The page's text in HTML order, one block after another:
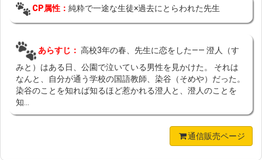
CP属性： 純粋で一途な生徒×過去にとらわれた先生
あらすじ： 高校3年の春、先生に恋をした―― 澄人（す
みと）はある日、公園で泣いている男性を見かけた。 それは
なんと、自分が通う学校の国語教師、染谷（そめや）だった。
染谷のことを知れば知るほど惹かれる澄人と、澄人のことを
知...
通信販売ページ